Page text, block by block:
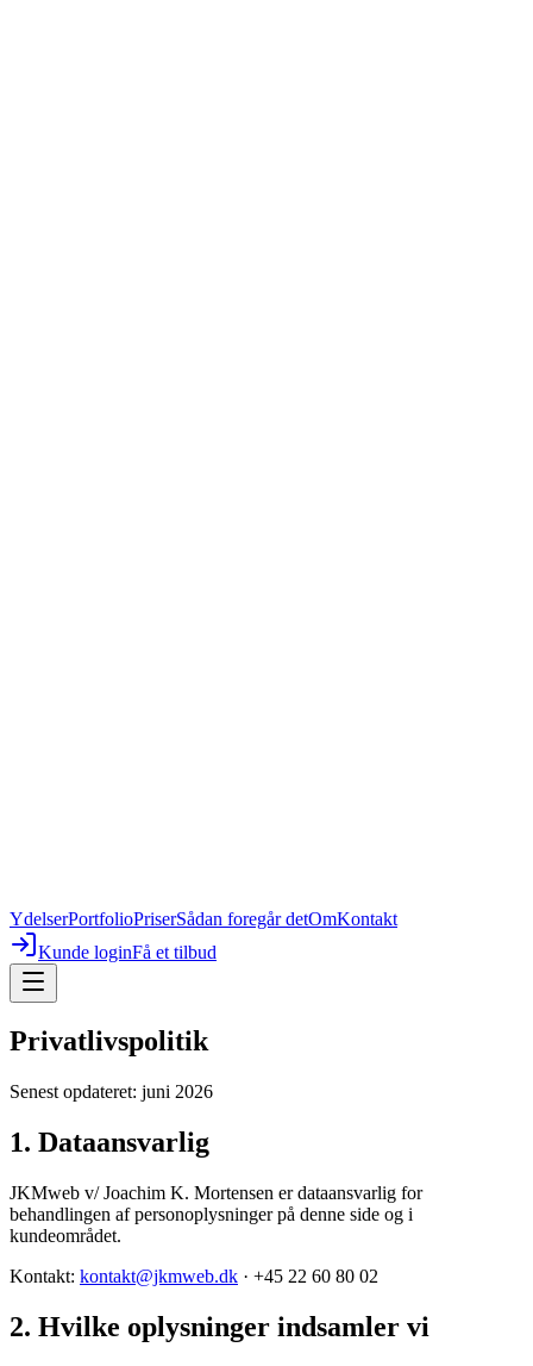
YdelserPortfolioPriserSådan foregår detOmKontakt
Kunde loginFå et tilbud
Privatlivspolitik
Senest opdateret: juni 2026
1. Dataansvarlig
JKMweb v/ Joachim K. Mortensen er dataansvarlig for
behandlingen af personoplysninger på denne side og i
kundeområdet.
Kontakt: kontakt@jkmweb.dk · +45 22 60 80 02
2. Hvilke oplysninger indsamler vi